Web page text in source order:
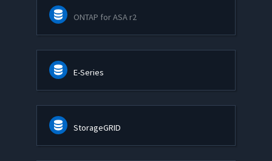
ONTAP for ASA r2
E-Series
StorageGRID